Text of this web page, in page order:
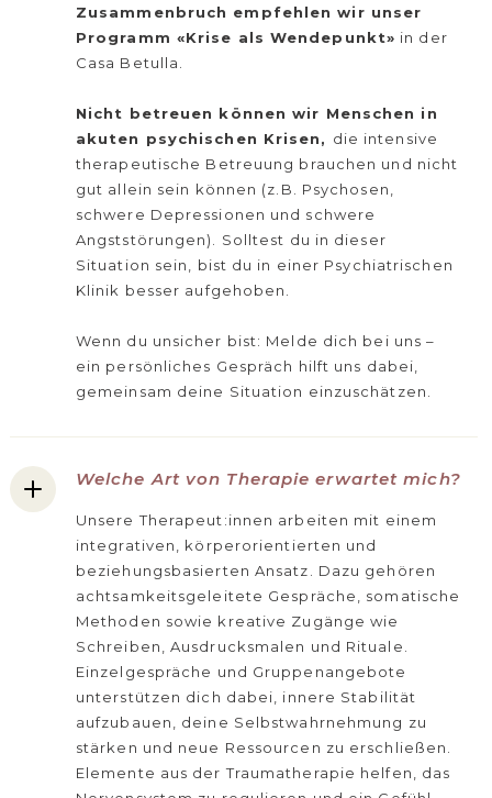
Zusammenbruch empfehlen wir unser
Programm «Krise als Wendepunkt» in der
Casa Betulla.
Nicht betreuen können wir Menschen in
akuten psychischen Krisen, die intensive
therapeutische Betreuung brauchen und nicht
gut allein sein können (z.B. Psychosen,
schwere Depressionen und schwere
Angststörungen). Solltest du in dieser
Situation sein, bist du in einer Psychiatrischen
Klinik besser aufgehoben.
Wenn du unsicher bist: Melde dich bei uns –
ein persönliches Gespräch hilft uns dabei,
gemeinsam deine Situation einzuschätzen.
Welche Art von Therapie erwartet mich?
Unsere Therapeut:innen arbeiten mit einem
integrativen, körperorientierten und
beziehungsbasierten Ansatz. Dazu gehören
achtsamkeitsgeleitete Gespräche, somatische
Methoden sowie kreative Zugänge wie
Schreiben, Ausdrucksmalen und Rituale.
Einzelgespräche und Gruppenangebote
unterstützen dich dabei, innere Stabilität
aufzubauen, deine Selbstwahrnehmung zu
stärken und neue Ressourcen zu erschließen.
Elemente aus der Traumatherapie helfen, das